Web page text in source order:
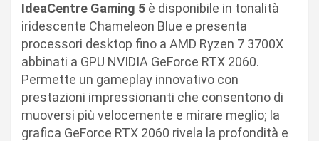
IdeaCentre Gaming 5 è disponibile in tonalità
iridescente Chameleon Blue e presenta
processori desktop fino a AMD Ryzen 7 3700X
abbinati a GPU NVIDIA GeForce RTX 2060.
Permette un gameplay innovativo con
prestazioni impressionanti che consentono di
muoversi più velocemente e mirare meglio; la
grafica GeForce RTX 2060 rivela la profondità e